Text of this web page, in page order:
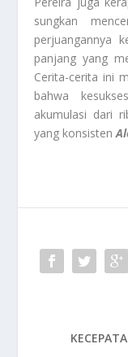
sungkan
perjuangannya
panjang yang
Cerita-cerita ini
bahwa
akumulasi dari
yang konsisten